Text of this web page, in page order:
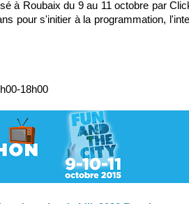
à Roubaix du 9 au 11 octobre par
pour s'initier à la programmation,
18h00